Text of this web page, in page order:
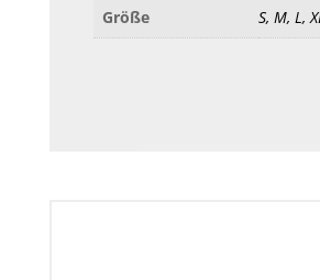
Größe
S, M, L,